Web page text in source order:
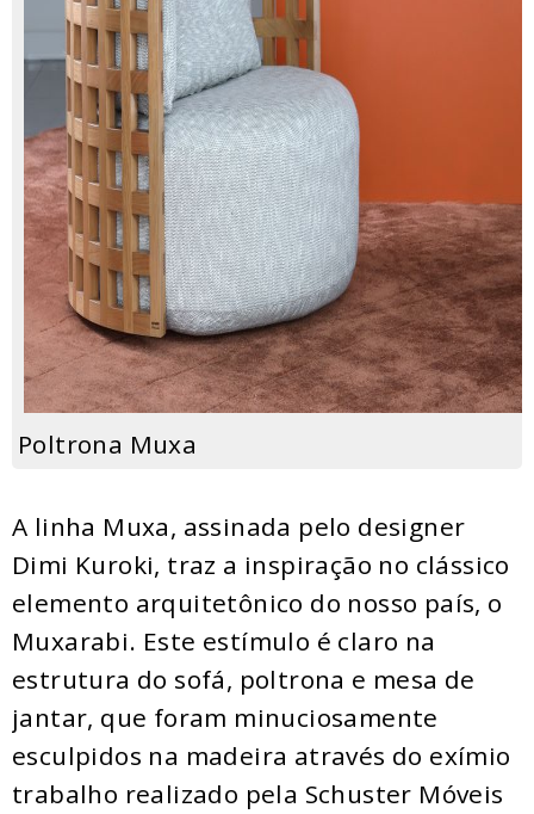
Poltrona Muxa
A linha Muxa, assinada pelo designer
Dimi Kuroki, traz a inspiração no clássico
elemento arquitetônico do nosso país, o
Muxarabi. Este estímulo é claro na
estrutura do sofá, poltrona e mesa de
jantar, que foram minuciosamente
esculpidos na madeira através do exímio
trabalho realizado pela Schuster Móveis